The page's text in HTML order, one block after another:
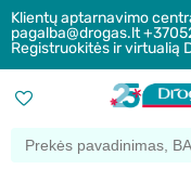
Klientų aptarnavimo
pagalba@drogas.lt
Registruokitės ir virtualią